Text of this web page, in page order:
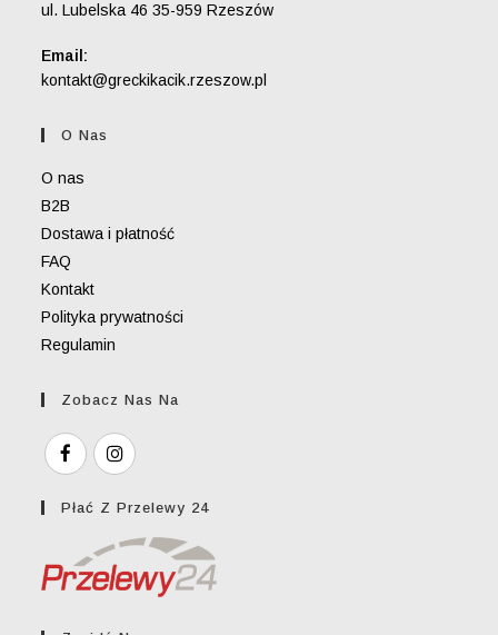
ul. Lubelska 46 35-959 Rzeszów
Email:
kontakt@greckikacik.rzeszow.pl
O Nas
O nas
B2B
Dostawa i płatność
FAQ
Kontakt
Polityka prywatności
Regulamin
Zobacz Nas Na
Płać Z Przelewy 24